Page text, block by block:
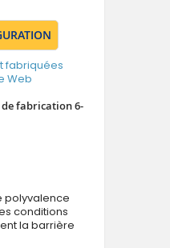
fabriquées
Web
fabrication 6-
polyvalence
conditions
la barrière